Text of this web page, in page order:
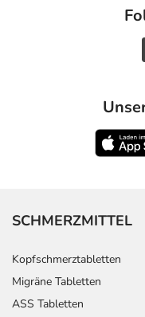
SCHMERZMITTEL
Kopfschmerztabletten
Migräne Tabletten
ASS Tabletten